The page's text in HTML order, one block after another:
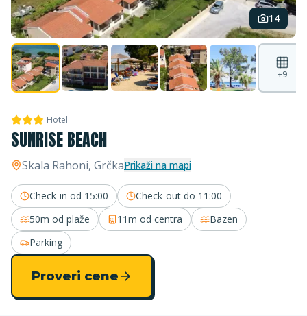
14
+9
Hotel
SUNRISE BEACH
Skala Rahoni, GrčkaPrikaži na mapi
Check-in od 15:00 Check-out do 11:00
50m od plaže 11m od centra
Bazen
Parking
Proveri cene